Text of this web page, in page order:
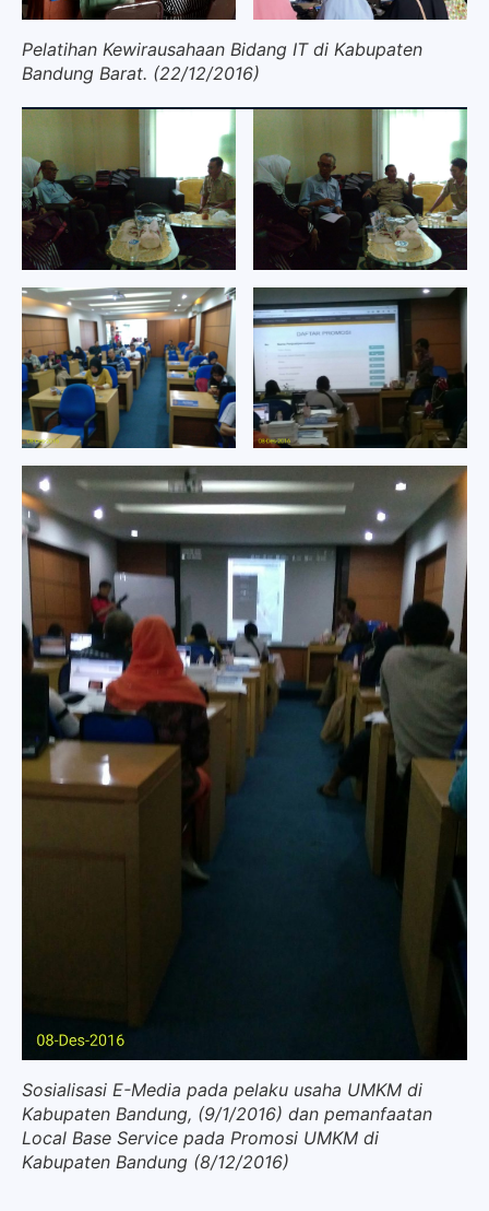
Pelatihan Kewirausahaan Bidang IT di Kabupaten
Bandung Barat. (22/12/2016)
Sosialisasi E-Media pada pelaku usaha UMKM di
Kabupaten Bandung, (9/1/2016) dan pemanfaatan
Local Base Service pada Promosi UMKM di
Kabupaten Bandung (8/12/2016)